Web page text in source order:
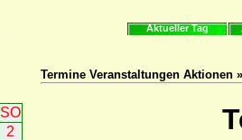
SO
2
Aktueller Tag
Termine Veranstaltungen Aktionen